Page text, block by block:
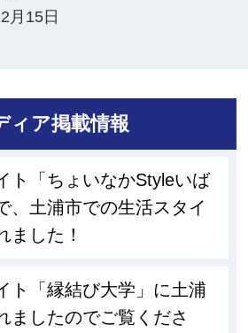
月15日
ィア掲載情報
ト「ちょいなかStyleいば
、土浦市での生活スタイ
ました！
ト「縁結び大学」に土浦
ましたのでご覧くださ